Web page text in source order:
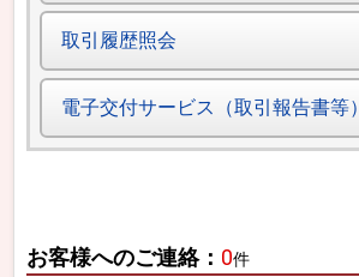
取引履歴照会
電子交付サービス（取引報告書等）
お客様へのご連絡： 0件